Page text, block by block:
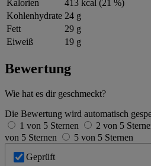
Kalorien
413 kcal (21 %)
Kohlenhydrate 24 g
Fett
29 g
Eiweiß
19 g
Bewertung
Wie hat es dir geschmeckt?
Die Bewertung wird automatisch
1 von 5 Sternen
2 von 5
von 5 Sternen
5 von 5 Sternen
Geprüft